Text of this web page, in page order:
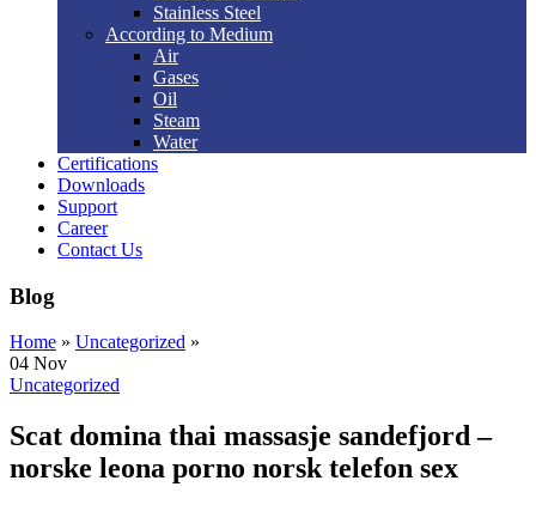
Stainless Steel
According to Medium
Air
Gases
Oil
Steam
Water
Certifications
Downloads
Support
Career
Contact Us
Blog
Home » Uncategorized »
04 Nov
Uncategorized
Scat domina thai massasje sandefjord –
norske leona porno norsk telefon sex